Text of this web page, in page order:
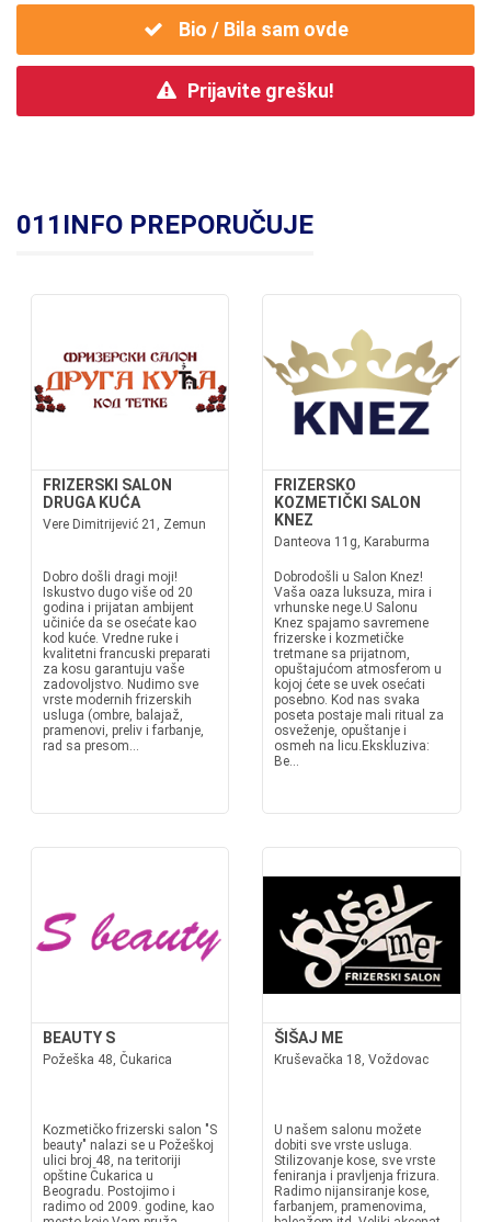
Bio / Bila sam ovde
Prijavite grešku!
011INFO PREPORUČUJE
FRIZERSKI SALON
DRUGA KUĆA
Vere Dimitrijević 21, Zemun
Dobro došli dragi moji!
Iskustvo dugo više od 20
godina i prijatan ambijent
učiniće da se osećate kao
kod kuće. Vredne ruke i
kvalitetni francuski preparati
za kosu garantuju vaše
zadovoljstvo. Nudimo sve
vrste modernih frizerskih
usluga (ombre, balajaž,
pramenovi, preliv i farbanje,
rad sa presom...
FRIZERSKO
KOZMETIČKI SALON
KNEZ
Danteova 11g, Karaburma
Dobrodošli u Salon Knez!
Vaša oaza luksuza, mira i
vrhunske nege.U Salonu
Knez spajamo savremene
frizerske i kozmetičke
tretmane sa prijatnom,
opuštajućom atmosferom u
kojoj ćete se uvek osećati
posebno. Kod nas svaka
poseta postaje mali ritual za
osveženje, opuštanje i
osmeh na licu.Ekskluziva:
Be...
BEAUTY S
Požeška 48, Čukarica
Kozmetičko frizerski salon "S
beauty" nalazi se u Požeškoj
ulici broj 48, na teritoriji
opštine Čukarica u
Beogradu. Postojimo i
radimo od 2009. godine, kao
ŠIŠAJ ME
Kruševačka 18, Voždovac
U našem salonu možete
dobiti sve vrste usluga.
Stilizovanje kose, sve vrste
feniranja i pravljenja frizura.
Radimo nijansiranje kose,
farbanjem, pramenovima,